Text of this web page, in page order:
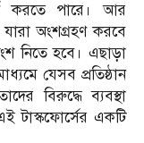
করতে পারে। আর
অংশগ্রহণ করবে
নিতে হবে। এছাড়া
যেসব প্রতিষ্ঠান
বিরুদ্ধে ব্যবস্থা
টাস্কফোর্সের একটি